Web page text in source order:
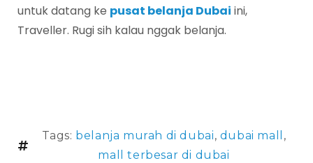
untuk datang ke pusat belanja Dubai ini,
Traveller. Rugi sih kalau nggak belanja.
Tags: belanja murah di dubai, dubai mall ,
mall terbesar di dubai